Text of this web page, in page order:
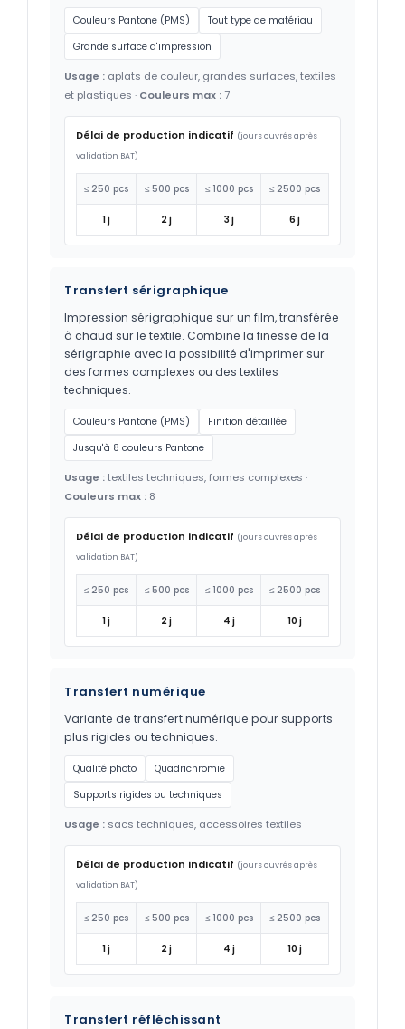
Couleurs Pantone (PMS)
Tout type de matériau
Grande surface d'impression
Usage : aplats de couleur, grandes surfaces, textiles
et plastiques · Couleurs max :7
Délai de production indicatif (jours ouvrés après
validation BAT)
≤ 250 pcs ≤ 500 pcs ≤ 1000 pcs ≤ 2500 pcs
1 j 2 j 3 j 6 j
Transfert sérigraphique
Impression sérigraphique sur un film, transférée
à chaud sur le textile. Combine la finesse de la
sérigraphie avec la possibilité d'imprimer sur
des formes complexes ou des textiles
techniques.
Couleurs Pantone (PMS)
Finition détaillée
Jusqu'à 8 couleurs Pantone
Usage :textiles techniques, formes complexes ·
Couleurs max : 8
Délai de production indicatif (jours ouvrés après
validation BAT)
≤ 250 pcs ≤ 500 pcs ≤ 1000 pcs ≤ 2500 pcs
1 j 2 j 4 j 10 j
Transfert numérique
Variante de transfert numérique pour supports
plus rigides ou techniques.
Qualité photo
Quadrichromie
Supports rigides ou techniques
Usage : sacs techniques, accessoires textiles
Délai de production indicatif (jours ouvrés après
validation BAT)
≤ 250 pcs ≤ 500 pcs ≤ 1000 pcs ≤ 2500 pcs
1 j 2 j 4 j 10 j
Transfert réfléchissant